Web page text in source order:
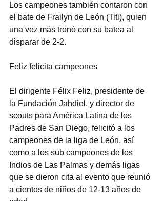
Los campeones también contaron con
el bate de Frailyn de León (Titi), quien
una vez más tronó con su batea al
disparar de 2-2.
Feliz felicita campeones
El dirigente Félix Feliz, presidente de
la Fundación Jahdiel, y director de
scouts para América Latina de los
Padres de San Diego, felicitó a los
campeones de la liga de León, así
como a los sub campeones de los
Indios de Las Palmas y demás ligas
que se dieron cita al evento que reunió
a cientos de niños de 12-13 años de